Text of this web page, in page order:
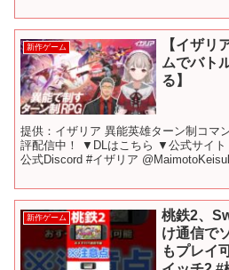
新作ゲーム
【イザリ
ムでバト
る】
提供：イザリア 異能英雄ターン制コマ
評配信中！ ▼DLはこちら ▼公式サイ
公式Discord #イザリア
新作ゲーム
桃鉄2、
け通信で
もプレイ